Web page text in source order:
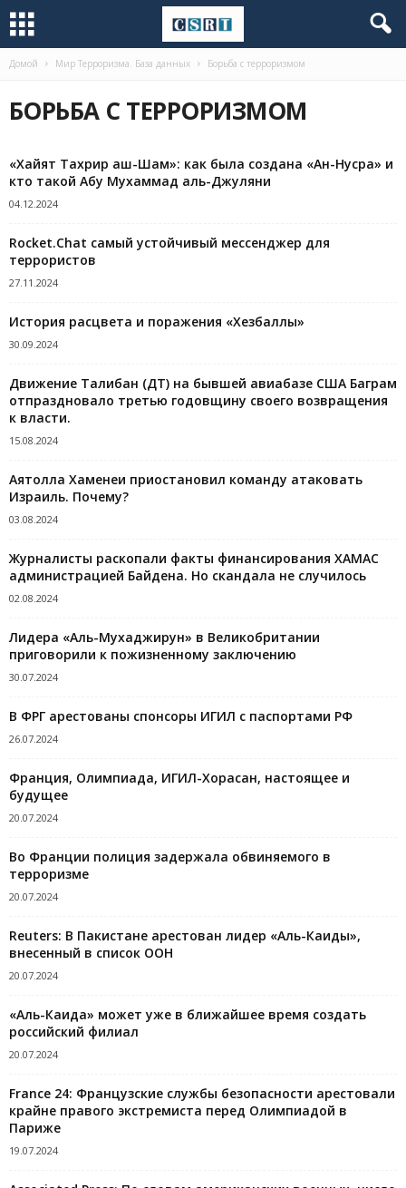
Домой Мир Терроризма. База данных Борьба с терроризмом
БОРЬБА С ТЕРРОРИЗМОМ
«Хайят Тахрир аш-Шам»: как была создана «Ан-Нусра» и
кто такой Абу Мухаммад аль-Джуляни
04.12.2024
Rocket.Chat самый устойчивый мессенджер для
террористов
27.11.2024
История расцвета и поражения «Хезбаллы»
30.09.2024
Движение Талибан (ДТ) на бывшей авиабазе США Баграм
отпраздновало третью годовщину своего возвращения
к власти.
15.08.2024
Аятолла Хаменеи приостановил команду атаковать
Израиль. Почему?
03.08.2024
Журналисты раскопали факты финансирования ХАМАС
администрацией Байдена. Но скандала не случилось
02.08.2024
Лидера «Аль-Мухаджирун» в Великобритании
приговорили к пожизненному заключению
30.07.2024
В ФРГ арестованы спонсоры ИГИЛ с паспортами РФ
26.07.2024
Франция, Олимпиада, ИГИЛ-Хорасан, настоящее и
будущее
20.07.2024
Во Франции полиция задержала обвиняемого в
терроризме
20.07.2024
Reuters: В Пакистане арестован лидер «Аль-Каиды»,
внесенный в список ООН
20.07.2024
«Аль-Каида» может уже в ближайшее время создать
российский филиал
20.07.2024
France 24: Французские службы безопасности арестовали
крайне правого экстремиста перед Олимпиадой в
Париже
19.07.2024